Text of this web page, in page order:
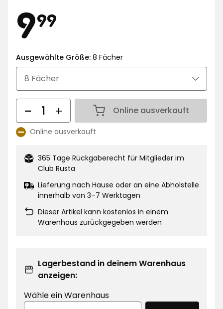
Preis
999
€
Ausgewählte Größe: 8 Fächer
Menge Online ausverkauft
Menge 1
Lagerbestand:
Online ausverkauft
365 Tage Rückgaberecht für Mitglieder im
Club Rusta
Lieferung nach Hause oder an eine Abholstelle
innerhalb von 3–7 Werktagen
Dieser Artikel kann kostenlos in einem
Warenhaus zurückgegeben werden
Lagerbestand in deinem Warenhaus
anzeigen:
Wähle ein Warenhaus